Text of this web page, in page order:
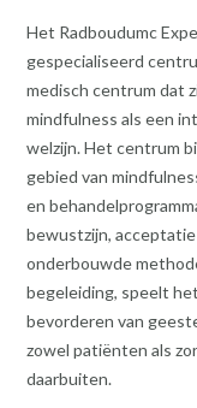
Het Radboudumc
gespecialiseerd
medisch centrum dat
mindfulness als een
welzijn. Het centrum
gebied van
en
bewustzijn,
onderbouwde
begeleiding, speelt
bevorderen van
zowel patiënten als
daarbuiten.